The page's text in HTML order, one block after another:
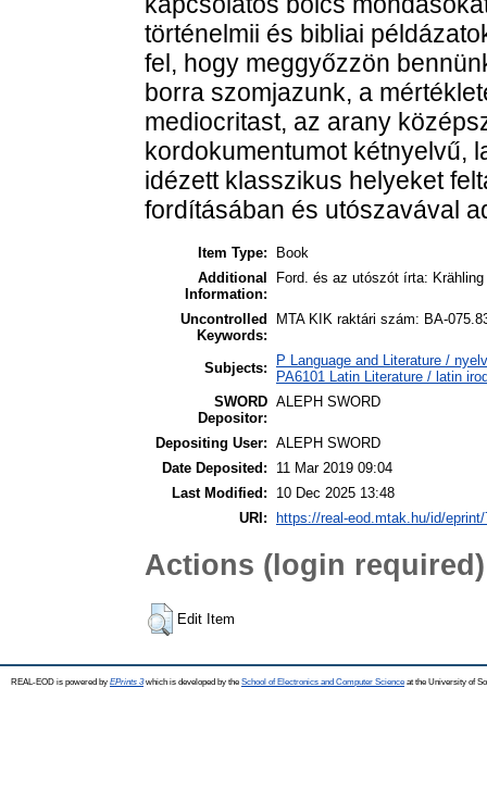
történelmii és bibliai
fel, hogy meggyőzzön
borra szomjazunk, a
mediocritast, az arany
kordokumentumot kétnyelvű,
idézett klasszikus helyeket
fordításában és utószavával
Item Type:
Book
Additional
Information:
Ford. és az utószót írta:
Uncontrolled
Keywords:
MTA KIK raktári szám: BA-
Subjects:
P Language and Literature /
PA6101 Latin Literature / latin
SWORD
Depositor:
ALEPH SWORD
Depositing User: ALEPH SWORD
Date Deposited:
11 Mar 2019 09:04
Last Modified:
10 Dec 2025 13:48
URI:
https://real-eod.mtak.hu/id/eprint/
Actions (login required)
Edit Item
REAL-EOD is powered by EPrints 3which is developed by the School of Electronics and Computer Science at the University of